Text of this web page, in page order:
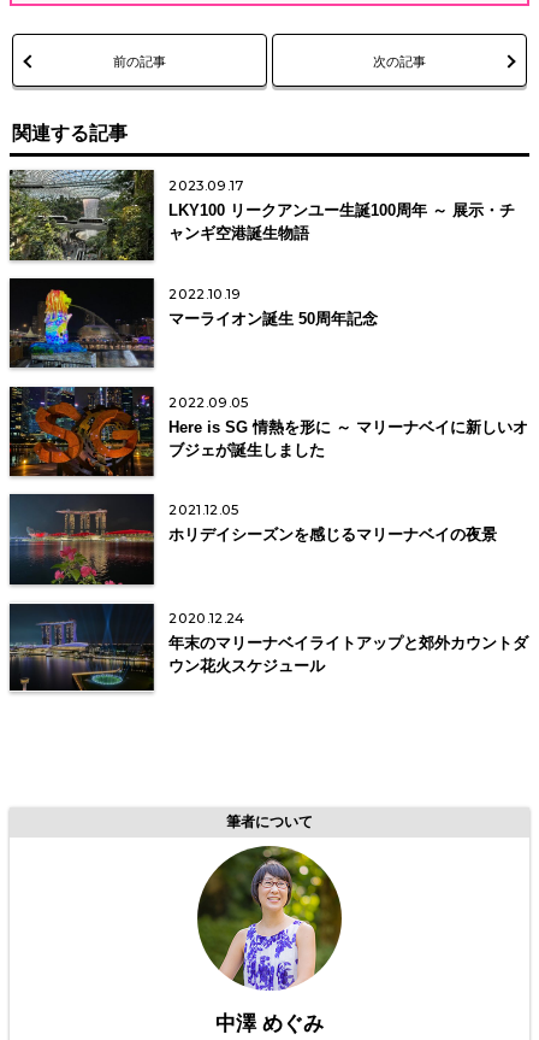
前の記事 次の記事
関連する記事
2023.09.17
LKY100 リークアンユー生誕100周年 ～ 展示・チ
ャンギ空港誕生物語
2022.10.19
マーライオン誕生 50周年記念
2022.09.05
Here is SG 情熱を形に ～ マリーナベイに新しいオ
ブジェが誕生しました
2021.12.05
ホリデイシーズンを感じるマリーナベイの夜景
2020.12.24
年末のマリーナベイライトアップと郊外カウントダ
ウン花火スケジュール
筆者について
中澤 めぐみ